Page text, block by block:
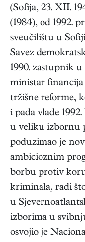
(Sofija, 23. XII.
(1984), od 1992.
sveučilištu u
Savez
1990. zastupnik
ministar financija
tržišne reforme,
i pada vlade
u veliku izbornu
poduzimao je
ambicioznim
borbu protiv
kriminala, radi
u
izborima u
osvojio je